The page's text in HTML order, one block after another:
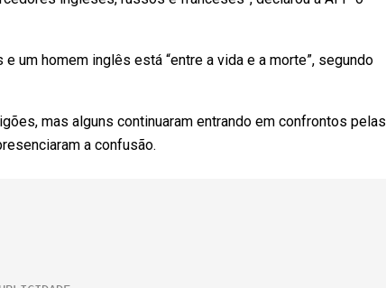
um homem inglês está “entre a vida e a morte”, segundo
mas alguns continuaram entrando em confrontos pelas
a confusão.